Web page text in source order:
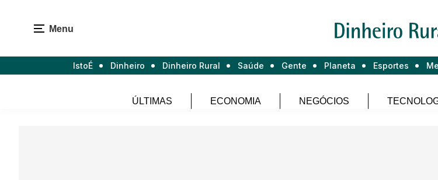
Menu
IstoÉ Dinheiro Dinheiro Rural Saúde Gente Planeta Esportes
ÚLTIMAS ECONOMIA NEGÓCIOS